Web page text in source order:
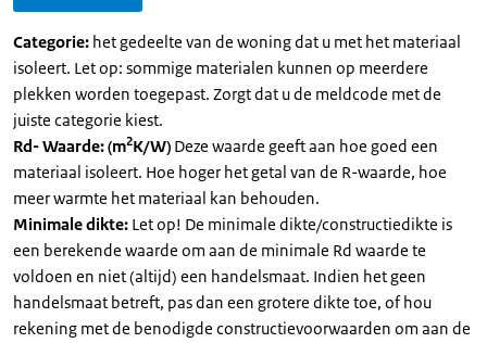
Categorie: het gedeelte van de woning dat u met het materiaal
isoleert. Let op: sommige materialen kunnen op meerdere
plekken worden toegepast. Zorgt dat u de meldcode met de
juiste categorie kiest.
Rd- Waarde: (m2K/W) Deze waarde geeft aan hoe goed een
materiaal isoleert. Hoe hoger het getal van de R-waarde, hoe
meer warmte het materiaal kan behouden.
Minimale dikte: Let op! De minimale dikte/constructiedikte is
een berekende waarde om aan de minimale Rd waarde te
voldoen en niet (altijd) een handelsmaat. Indien het geen
handelsmaat betreft, pas dan een grotere dikte toe, of hou
rekening met de benodigde constructievoorwaarden om aan de